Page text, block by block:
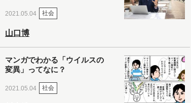
2021.05.04 社会
山口博
マンガでわかる「ウイルスの
変異」ってなに？
2021.05.04 社会